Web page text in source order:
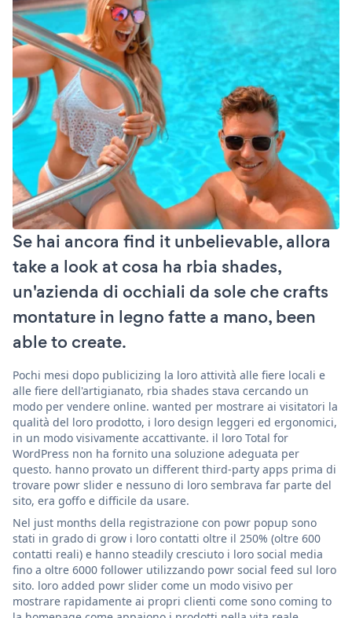
Se hai ancora find it unbelievable, allora
take a look at cosa ha rbia shades,
un'azienda di occhiali da sole che crafts
montature in legno fatte a mano, been
able to create.
Pochi mesi dopo publicizing la loro attività alle fiere locali e
alle fiere dell'artigianato, rbia shades stava cercando un
modo per vendere online. wanted per mostrare ai visitatori la
qualità del loro prodotto, i loro design leggeri ed ergonomici,
in un modo visivamente accattivante. il loro Total for
WordPress non ha fornito una soluzione adeguata per
questo. hanno provato un different third-party apps prima di
trovare powr slider e nessuno di loro sembrava far parte del
sito, era goffo e difficile da usare.
Nel just months della registrazione con powr popup sono
stati in grado di grow i loro contatti oltre il 250% (oltre 600
contatti reali) e hanno steadily cresciuto i loro social media
fino a oltre 6000 follower utilizzando powr social feed sul loro
sito. loro added powr slider come un modo visivo per
mostrare rapidamente ai propri clienti come sono coming to